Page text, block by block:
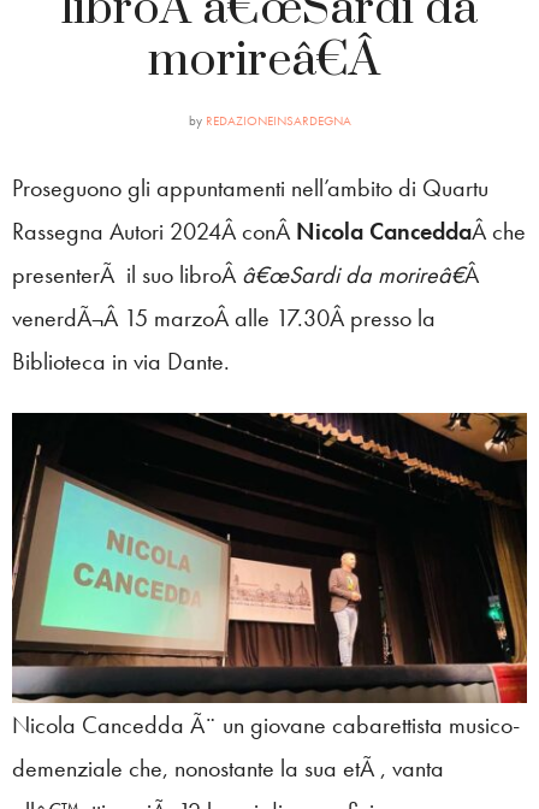
morireâ€Â
by REDAZIONEINSARDEGNA
Proseguono gli appuntamenti nell’ambito di Quartu
Rassegna Autori 2024Â conÂ Nicola CanceddaÂ che
presenterÃ il suo libroÂ â€œSardi da morireâ€Â
venerdÃ¬Â 15 marzoÂ alle 17.30Â presso la
Biblioteca in via Dante.
Nicola Cancedda Ã¨ un giovane cabarettista musico-
demenziale che, nonostante la sua etÃ , vanta